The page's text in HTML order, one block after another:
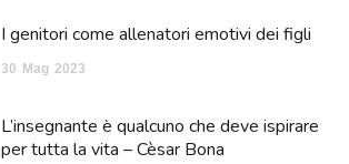
I genitori come allenatori emotivi dei figli
30 Mag 2023
L’insegnante è qualcuno che deve ispirare
per tutta la vita – Cèsar Bona